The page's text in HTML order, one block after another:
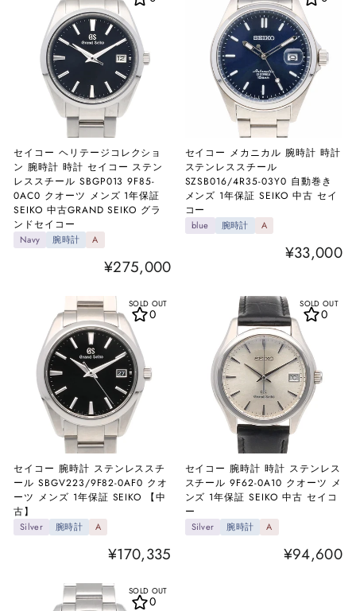
セイコー ヘリテージコレクショ
ン 腕時計 時計 セイコー ステン
レススチール SBGP013 9F85-
0AC0 クオーツ メンズ 1年保証
SEIKO 中古GRAND SEIKO グラ
ンドセイコー
Navy 腕時計 A
¥275,000
セイコー メカニカル 腕時計 時計
ステンレススチール
SZSB016/4R35-03Y0 自動巻き
メンズ 1年保証 SEIKO 中古 セイ
コー
blue 腕時計 A
¥33,000
SOLD OUT
セイコー 腕時計 ステンレススチ
ール SBGV223/9F82-0AF0 クオ
ーツ メンズ 1年保証 SEIKO 【中
古】
Silver 腕時計 A
¥170,335
0
SOLD OUT
セイコー 腕時計 時計 ステンレス
スチール 9F62-0A10 クオーツ メ
ンズ 1年保証 SEIKO 中古 セイコ
ー
Silver 腕時計 A
¥94,600
0
SOLD OUT
0